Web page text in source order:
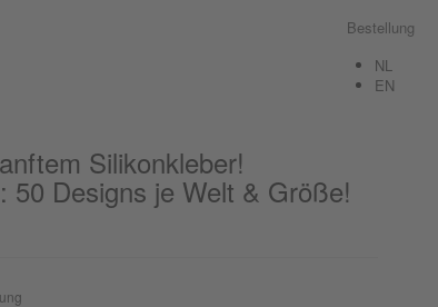
Bestellung
NL
EN
Silikonkleber!
Designs je Welt & Größe!